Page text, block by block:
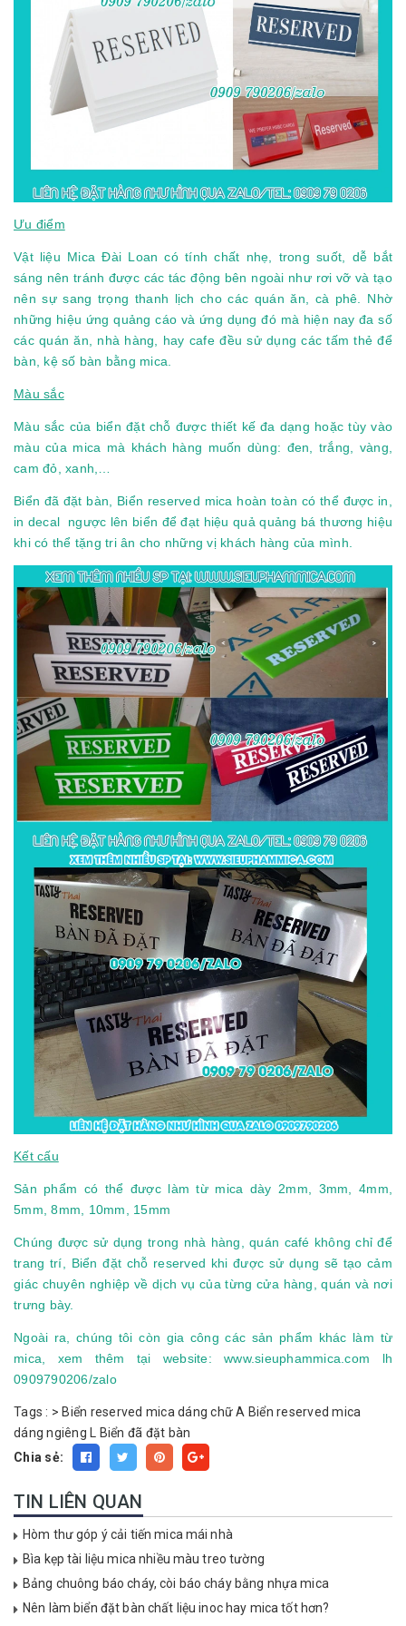
Ưu điểm
Vật liệu Mica Đài Loan có tính chất nhẹ, trong suốt, dễ bắt
sáng nên tránh được các tác động bên ngoài như rơi vỡ và tạo
nên sự sang trọng thanh lịch cho các quán ăn, cà phê. Nhờ
những hiệu ứng quảng cáo và ứng dụng đó mà hiện nay đa số
các quán ăn, nhà hàng, hay cafe đều sử dụng các tấm thẻ để
bàn, kệ số bàn bằng mica.
Màu sắc
Màu sắc của biển đặt chỗ được thiết kế đa dạng hoặc tùy vào
màu của mica mà khách hàng muốn dùng: đen, trắng, vàng,
cam đỏ, xanh,…
Biển đã đặt bàn, Biển reserved mica hoàn toàn có thể được in,
in decal ngược lên biển để đạt hiệu quả quảng bá thương hiệu
khi có thể tặng tri ân cho những vị khách hàng của mình.
Kết cấu
Sản phẩm có thể được làm từ mica dày 2mm, 3mm, 4mm,
5mm, 8mm, 10mm, 15mm
Chúng được sử dụng trong nhà hàng, quán café không chỉ để
trang trí, Biển đặt chỗ reserved khi được sử dụng sẽ tạo cảm
giác chuyên nghiệp về dịch vụ của từng cửa hàng, quán và nơi
trưng bày.
Ngoài ra, chúng tôi còn gia công các sản phẩm khác làm từ
mica, xem thêm tại website:www.sieuphammica.com lh
0909790206/zalo
Tags : > Biển reserved mica dáng chữ A Biển reserved mica
dáng ngiêng L
Biển đã đặt bàn
Chia sẻ:
TIN LIÊN QUAN
Hòm thư góp ý cải tiến mica mái nhà
Bìa kẹp tài liệu mica nhiều màu treo tường
Bảng chuông báo cháy, còi báo cháy bằng nhựa mica
Nên làm biển đặt bàn chất liệu inoc hay mica tốt hơn?